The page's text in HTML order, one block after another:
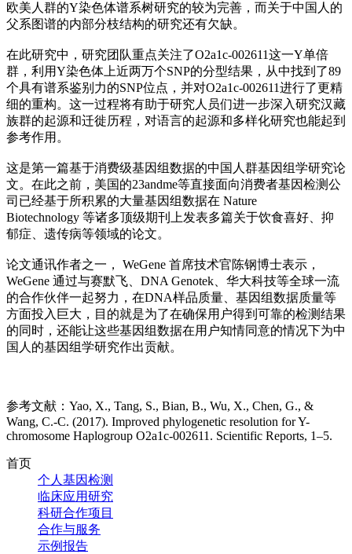
欧美人群的Y染色体谱系树研究的较为完善，而关于中国人的
父系图谱的内部分枝结构的研究还有欠缺。
在此研究中，研究团队重点关注了O2a1c-002611这一Y单倍
群，利用Y染色体上近两万个SNP的分型结果，从中找到了89
个具有谱系鉴别力的SNP位点，并对O2a1c-002611进行了更精
细的重构。这一过程将有助于研究人员们进一步深入研究汉藏
族群的起源和迁徙历程，对语言的起源和多样化研究也能起到
参考作用。
这是第一篇基于消费级基因组数据的中国人群基因组学研究论
文。在此之前，美国的23andme等直接面向消费者基因检测公
司已经基于所积累的大量基因组数据在 Nature
Biotechnology 等诸多顶级期刊上发表多篇关于饮食喜好、抑
郁症、遗传病等领域的论文。
论文通讯作者之一， WeGene 首席技术官陈钢博士表示，
WeGene 通过与赛默飞、DNA Genotek、华大科技等全球一流
的合作伙伴一起努力，在DNA样品质量、基因组数据质量等
方面投入巨大，目的就是为了在确保用户得到可靠的检测结果
的同时，还能让这些基因组数据在用户知情同意的情况下为中
国人的基因组学研究作出贡献。
参考文献：Yao, X., Tang, S., Bian, B., Wu, X., Chen, G., &
Wang, C.-C. (2017). Improved phylogenetic resolution for Y-
chromosome Haplogroup O2a1c-002611. Scientific Reports, 1–5.
首页
个人基因检测
临床应用研究
科研合作项目
合作与服务
示例报告